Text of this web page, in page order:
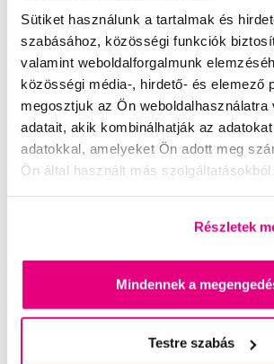
Sütiket használunk a tartalmak és
szabásához, közösségi funkciók
valamint weboldalforgalmunk
közösségi média-, hirdető- és elemező
megosztjuk az Ön weboldalhasználatra
adatait, akik kombinálhatják az
adatokkal, amelyeket Ön adott meg
Ön által használt más
Részletek
Mindennek a
Testre szabás
A kosárba Készleten > 5 db